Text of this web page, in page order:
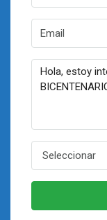
Seleccionar